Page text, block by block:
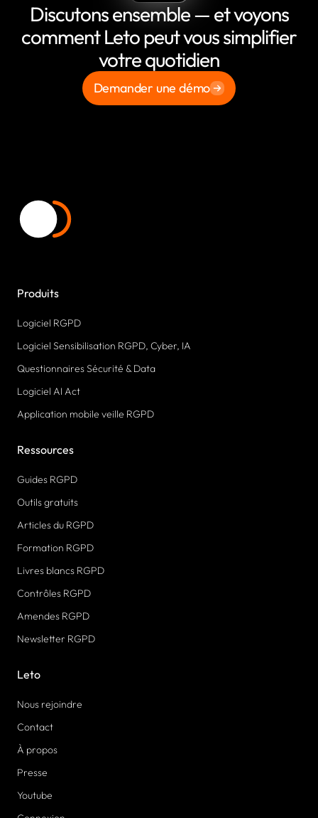
Discutons ensemble — et voyons
comment Leto peut vous simplifier
votre quotidien
Demander une démo
Produits
Logiciel RGPD
Logiciel Sensibilisation RGPD, Cyber, IA
Questionnaires Sécurité & Data
Logiciel AI Act
Application mobile veille RGPD
Ressources
Guides RGPD
Outils gratuits
Articles du RGPD
Formation RGPD
Livres blancs RGPD
Contrôles RGPD
Amendes RGPD
Newsletter RGPD
Leto
Nous rejoindre
Contact
À propos
Presse
Youtube